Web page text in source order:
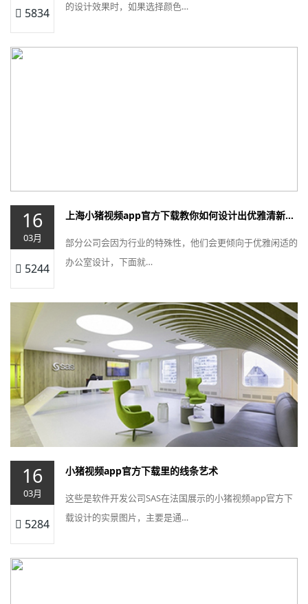
5834 的设计效果时，如果选择颜色…
16
03月
5244
上海小猪视频app官方下载教你如何设计出优雅清新的室内装修
部分公司会因为行业的特殊性，他们会更倾向于优雅闲适的
办公室设计，下面就…
16
03月
5284
小猪视频app官方下载里的线条艺术
这些是软件开发公司SAS在法国展示的小猪视频app官方下
载设计的实景图片，主要是通…